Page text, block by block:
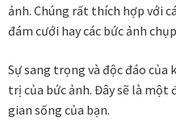
Nghệ thuật sơn mài dát vàng
Nhận vẽ tranh theo yêu cầu
Phương thức thanh toán
ảnh. Chúng rất thích hợp với
đám cưới hay các bức ảnh
Sự sang trọng và độc đáo của
trị của bức ảnh. Đây sẽ là
gian sống của bạn.